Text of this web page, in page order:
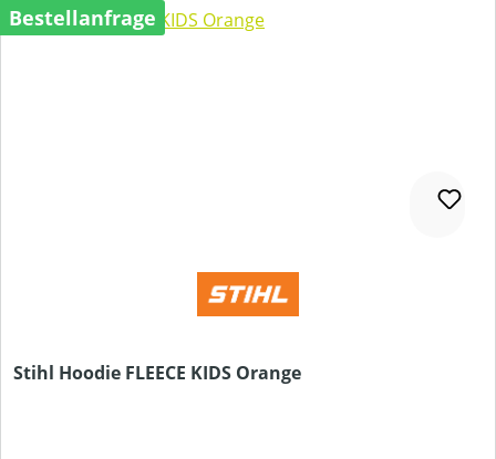
Bestellanfrage
Stihl Hoodie FLEECE KIDS Orange